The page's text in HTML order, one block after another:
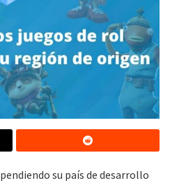
su país de desarrollo